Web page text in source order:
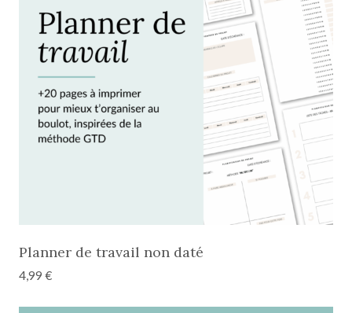
Planner de travail non daté
4,99 €